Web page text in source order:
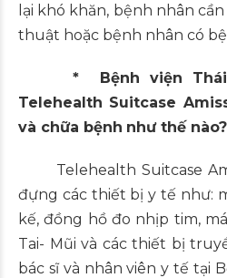
lại khó khăn, bệnh nhân
thuật hoặc bệnh nhân có
*
Bệnh viện
Telehealth Suitcase
và chữa bệnh như thế nào?
Telehealth Suitcase
đựng các thiết bị y tế như:
kế, đồng hồ đo nhịp tim,
Tai- Mũi và các thiết bị
bác sĩ và nhân viên y tế tại